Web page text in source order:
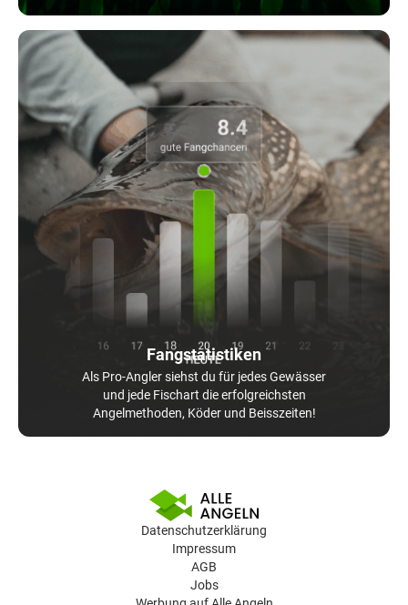
Fangstatistiken
Als Pro-Angler siehst du für jedes Gewässer
und jede Fischart die erfolgreichsten
Angelmethoden, Köder und Beisszeiten!
Datenschutzerklärung
Impressum
AGB
Jobs